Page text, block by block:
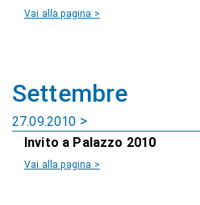
Vai alla pagina >
Settembre
27.09.2010
Invito a Palazzo 2010
Vai alla pagina >